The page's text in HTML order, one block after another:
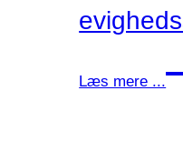
Læs mere ...